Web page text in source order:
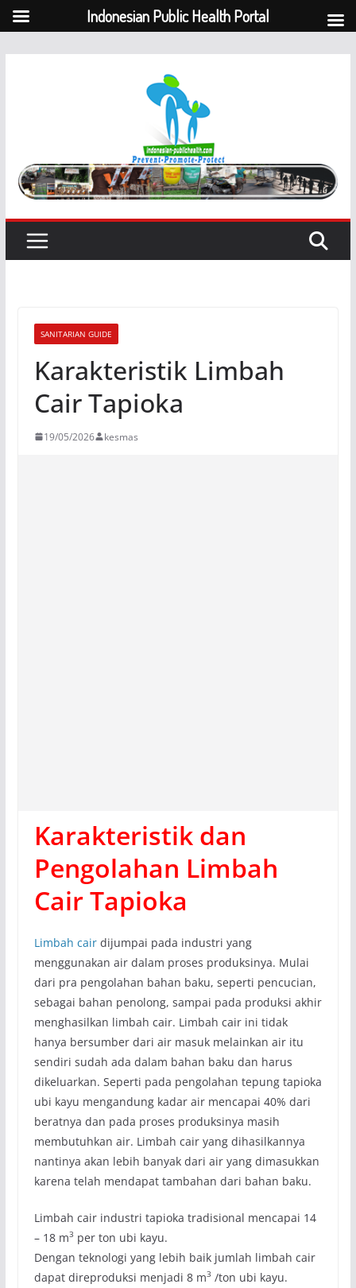
SANITARIAN GUIDE
Karakteristik Limbah
Cair Tapioka
19/05/2026 kesmas
Karakteristik dan
Pengolahan Limbah
Cair Tapioka
Limbah cairdijumpai pada industri yang
menggunakan air dalam proses produksinya. Mulai
dari pra pengolahan bahan baku, seperti pencucian,
sebagai bahan penolong, sampai pada produksi akhir
menghasilkan limbah cair. Limbah cair ini tidak
hanya bersumber dari air masuk melainkan air itu
sendiri sudah ada dalam bahan baku dan harus
dikeluarkan. Seperti pada pengolahan tepung tapioka
ubi kayu mengandung kadar air mencapai 40% dari
beratnya dan pada proses produksinya masih
membutuhkan air. Limbah cair yang dihasilkannya
nantinya akan lebih banyak dari air yang dimasukkan
karena telah mendapat tambahan dari bahan baku.
Limbah cair industri tapioka tradisional mencapai 14
– 18 m3 per ton ubi kayu.
Dengan teknologi yang lebih baik jumlah limbah cair
dapat direproduksi menjadi 8 m3 /ton ubi kayu.
Indonesian Public Health Portal